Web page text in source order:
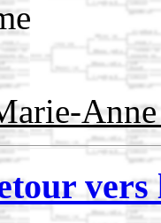
vers